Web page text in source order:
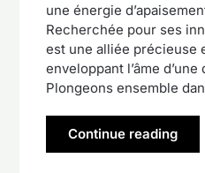
une énergie
Recherchée pour ses
est une alliée précieuse
enveloppant l’âme
Plongeons ensemble
Continue reading